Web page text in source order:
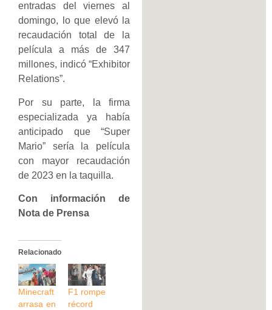
entradas del viernes al
domingo, lo que elevó la
recaudación total de la
película a más de 347
millones, indicó “Exhibitor
Relations”.
Por su parte, la firma
especializada ya había
anticipado que “Super
Mario” sería la película
con mayor recaudación
de 2023 en la taquilla.
Con información de
Nota de Prensa
Relacionado
Minecraft
arrasa en
F1 rompe
récord